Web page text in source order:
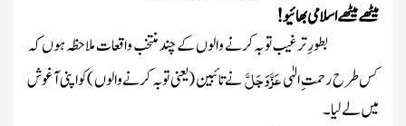
میٹھے میٹھے اسلامی بھائیو!
بطورِ ترغیب توبہ کرنے والوں کے چند منتخب واقعات ملاحظہ ہوں کہ
کس طرح رحمت ِ الہٰیعَزَّ وَجَلَّنے تائبین(یعنی توبہ کرنے والوں )کو اپنی آغوش
میں لے لیا ۔